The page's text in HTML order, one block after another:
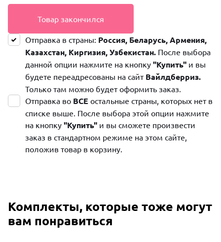
Товар закончился
Отправка в страны: Россия, Беларусь, Армения,
Казахстан, Киргизия, Узбекистан. После выбора
данной опции нажмите на кнопку "Купить" и вы
будете переадресованы на сайт Вайлдберриз.
Только там можно будет оформить заказ.
Отправка во ВСЕ остальные страны, которых нет в
списке выше. После выбора этой опции нажмите
на кнопку "Купить" и вы сможете произвести
заказ в стандартном режиме на этом сайте,
положив товар в корзину.
Комплекты, которые тоже могут
вам понравиться